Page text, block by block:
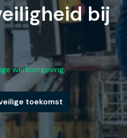
bij
werkomgeving.
toekomst